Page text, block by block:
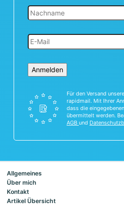
Anmelden
Für den Versand
rapidmail. Mit Ihrer
dass die
übermittelt werden.
AGB und
Allgemeines
Über mich
Kontakt
Artikel Übersicht